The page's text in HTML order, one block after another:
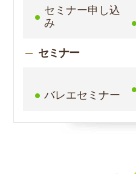
セミナー申し込
み
セミナー
バレエセミナー